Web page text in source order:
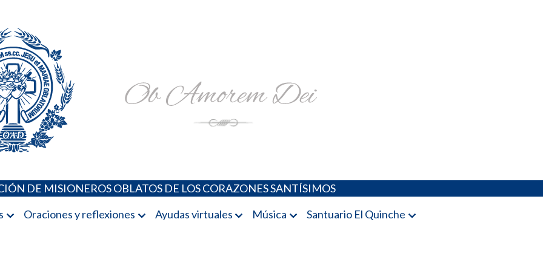
DE MISIONEROS OBLATOS DE LOS CORAZONES SANTÍSIMOS
Oraciones y reflexiones Ayudas virtuales Música Santuario El Quinche